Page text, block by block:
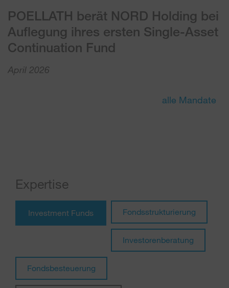
POELLATH berät NORD Holding bei
Auflegung ihres ersten Single-Asset
Continuation Fund
April 2026
alle Mandate
Expertise
Investment Funds Fondsstrukturierung
Investorenberatung
Fondsbesteuerung